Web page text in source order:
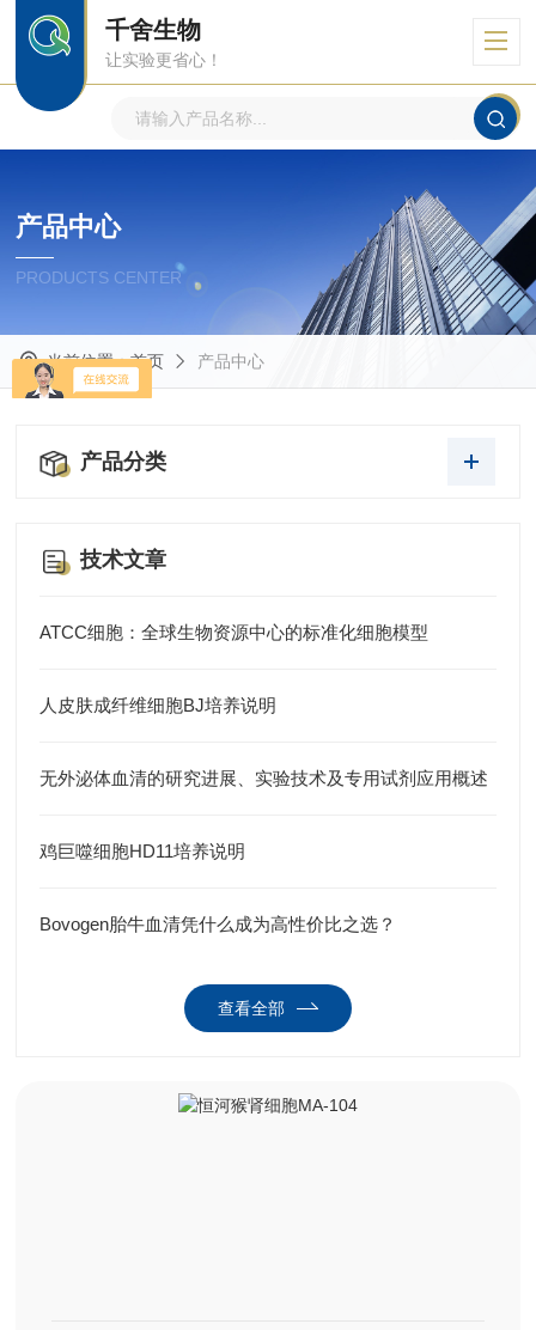
千舍生物
让实验更省心！
产品中心
PRODUCTS CENTER
当前位置：首页 产品中心
产品分类
技术文章
ATCC细胞：全球生物资源中心的标准化细胞模型
人皮肤成纤维细胞BJ培养说明
无外泌体血清的研究进展、实验技术及专用试剂应用概述
鸡巨噬细胞HD11培养说明
Bovogen胎牛血清凭什么成为高性价比之选？
查看全部